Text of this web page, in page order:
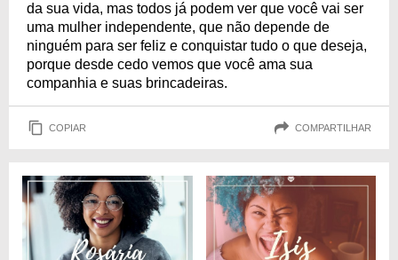
da sua vida, mas todos já podem ver que você vai ser
uma mulher independente, que não depende de
ninguém para ser feliz e conquistar tudo o que deseja,
porque desde cedo vemos que você ama sua
companhia e suas brincadeiras.
COPIAR COMPARTILHAR